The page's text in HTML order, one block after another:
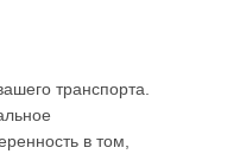
транспорта.
в том,